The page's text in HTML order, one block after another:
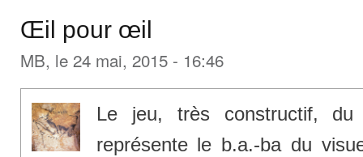
Œil pour œil
MB, le 24 mai, 2015 - 16:46
Le jeu, très constructif, du
représente le b.a.-ba du